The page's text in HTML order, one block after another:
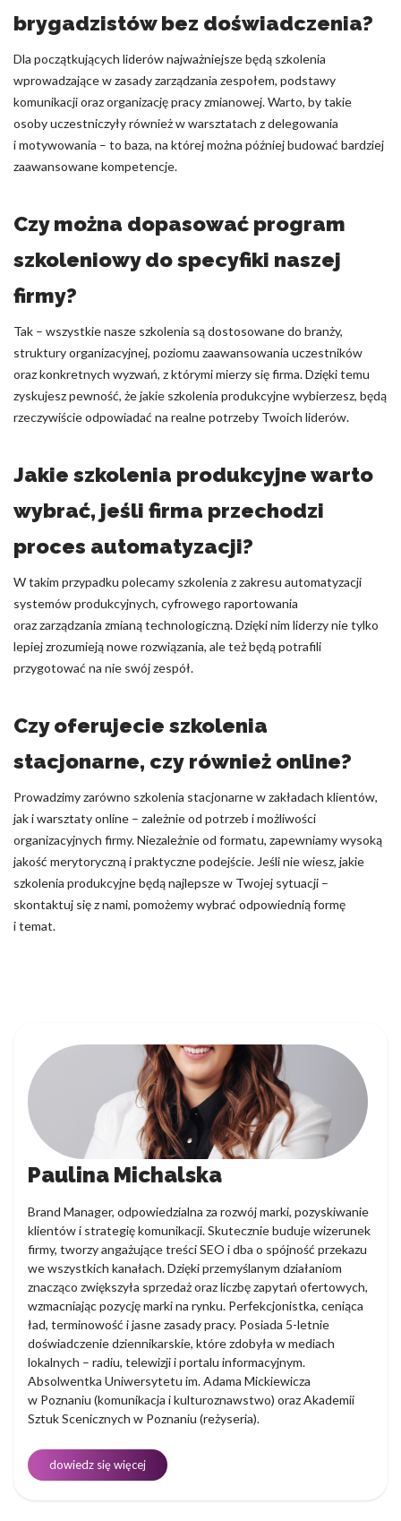
brygadzistów bez doświadczenia?
Dla początkujących liderów najważniejsze będą szkolenia
wprowadzające w zasady zarządzania zespołem, podstawy
komunikacji oraz organizację pracy zmianowej. Warto, by takie
osoby uczestniczyły również w warsztatach z delegowania
i motywowania – to baza, na której można później budować bardziej
zaawansowane kompetencje.
Czy można dopasować program
szkoleniowy do specyfiki naszej
firmy?
Tak – wszystkie nasze szkolenia są dostosowane do branży,
struktury organizacyjnej, poziomu zaawansowania uczestników
oraz konkretnych wyzwań, z którymi mierzy się firma. Dzięki temu
zyskujesz pewność, że jakie szkolenia produkcyjne wybierzesz, będą
rzeczywiście odpowiadać na realne potrzeby Twoich liderów.
Jakie szkolenia produkcyjne warto
wybrać, jeśli firma przechodzi
proces automatyzacji?
W takim przypadku polecamy szkolenia z zakresu automatyzacji
systemów produkcyjnych, cyfrowego raportowania
oraz zarządzania zmianą technologiczną. Dzięki nim liderzy nie tylko
lepiej zrozumieją nowe rozwiązania, ale też będą potrafili
przygotować na nie swój zespół.
Czy oferujecie szkolenia
stacjonarne, czy również online?
Prowadzimy zarówno szkolenia stacjonarne w zakładach klientów,
jak i warsztaty online – zależnie od potrzeb i możliwości
organizacyjnych firmy. Niezależnie od formatu, zapewniamy wysoką
jakość merytoryczną i praktyczne podejście. Jeśli nie wiesz, jakie
szkolenia produkcyjne będą najlepsze w Twojej sytuacji –
skontaktuj się z nami, pomożemy wybrać odpowiednią formę
i temat.
Paulina Michalska
Brand Manager, odpowiedzialna za rozwój marki, pozyskiwanie
klientów i strategię komunikacji. Skutecznie buduje wizerunek
firmy, tworzy angażujące treści SEO i dba o spójność przekazu
we wszystkich kanałach. Dzięki przemyślanym działaniom
znacząco zwiększyła sprzedaż oraz liczbę zapytań ofertowych,
wzmacniając pozycję marki na rynku. Perfekcjonistka, ceniąca
ład, terminowość i jasne zasady pracy. Posiada 5-letnie
doświadczenie dziennikarskie, które zdobyła w mediach
lokalnych – radiu, telewizji i portalu informacyjnym.
Absolwentka Uniwersytetu im. Adama Mickiewicza
w Poznaniu (komunikacja i kulturoznawstwo) oraz Akademii
Sztuk Scenicznych w Poznaniu (reżyseria).
dowiedz się więcej